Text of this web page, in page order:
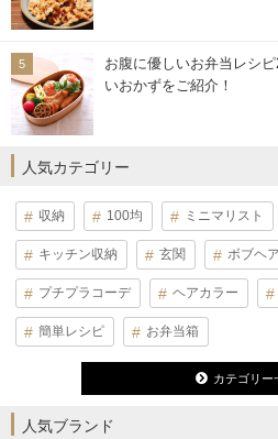
お腹に優しいお弁当レシ
いおかずをご紹介！
人気カテゴリー
収納 100均 ミニマリスト
キッチン収納 玄関 ボブヘア
プチプラコーデ ヘアカラー
簡単レシピ お弁当箱
カテゴリー
人気ブランド